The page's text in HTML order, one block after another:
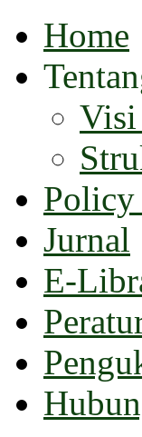
Home
Jurnal
E-